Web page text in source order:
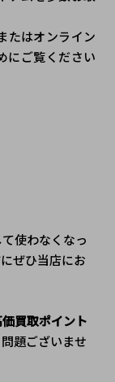
たはオンライン
にご覧ください
使わなくなっ
ぜひ当店にお
買取ポイント
題ございませ